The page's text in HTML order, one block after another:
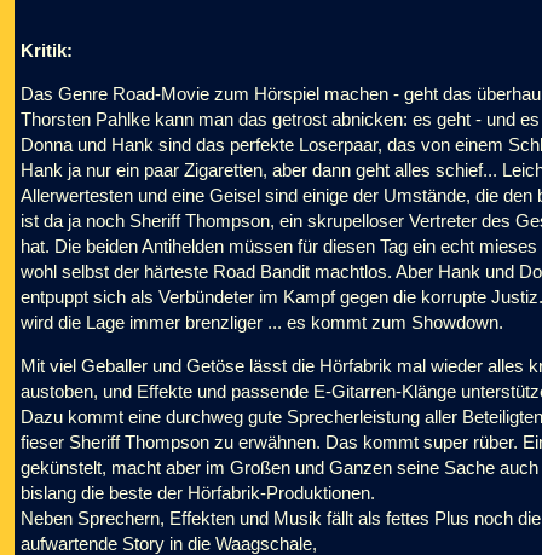
Kritik:
Das Genre Road-Movie zum Hörspiel machen - geht das
Thorsten Pahlke kann man das getrost abnicken: es geht - und
Donna und Hank sind das perfekte Loserpaar, das von einem
Hank ja nur ein paar Zigaretten, aber dann geht alles schief...
Allerwertesten und eine Geisel sind einige der Umstände, die
ist da ja noch Sheriff Thompson, ein skrupelloser Vertreter des
hat. Die beiden Antihelden müssen für diesen Tag ein echt
wohl selbst der härteste Road Bandit machtlos. Aber Hank und
entpuppt sich als Verbündeter im Kampf gegen die korrupte
wird die Lage immer brenzliger ... es kommt zum Showdown.
Mit viel Geballer und Getöse lässt die Hörfabrik mal wieder alles
austoben, und Effekte und passende E-Gitarren-Klänge
Dazu kommt eine durchweg gute Sprecherleistung aller
fieser Sheriff Thompson zu erwähnen. Das kommt super rüber.
gekünstelt, macht aber im Großen und Ganzen seine Sache
bislang die beste der Hörfabrik-Produktionen.
Neben Sprechern, Effekten und Musik fällt als fettes Plus noch
aufwartende Story in die Waagschale,